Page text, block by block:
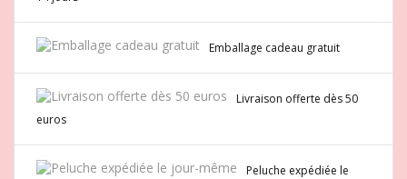
Emballage cadeau gratuit
Livraison offerte dès 50
euros
Peluche expédiée le